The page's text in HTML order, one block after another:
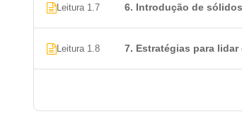
Essa taxa pode ser paga via boleto,
Leitura 1.7 6. Introdução de sólidos
Leitura 1.8 7. Estratégias para